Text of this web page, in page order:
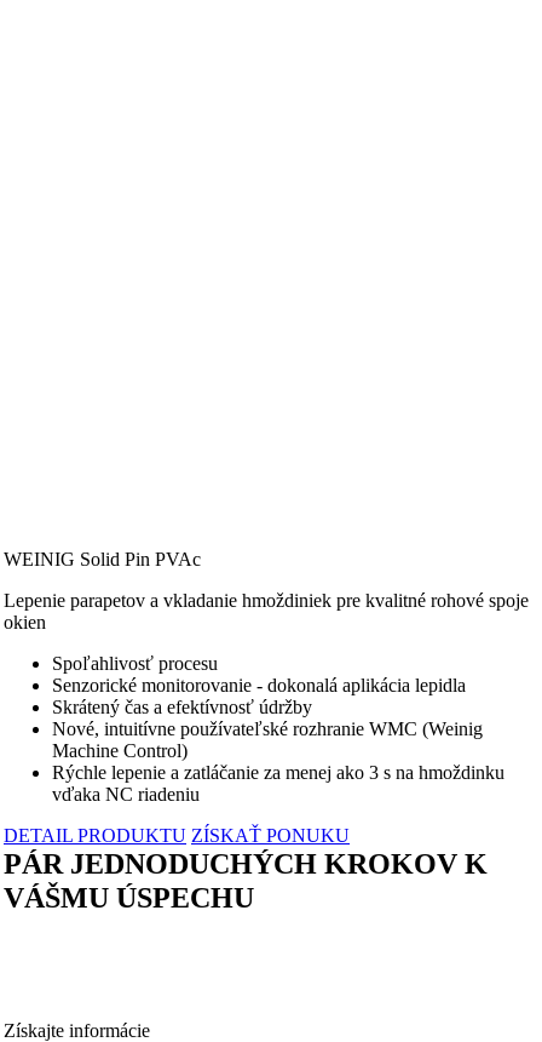
WEINIG Solid Pin PVAc
Lepenie parapetov a vkladanie hmoždiniek pre kvalitné rohové spoje
okien
Spoľahlivosť procesu
Senzorické monitorovanie - dokonalá aplikácia lepidla
Skrátený čas a efektívnosť údržby
Nové, intuitívne používateľské rozhranie WMC (Weinig
Machine Control)
Rýchle lepenie a zatláčanie za menej ako 3 s na hmoždinku
vďaka NC riadeniu
DETAIL PRODUKTU ZÍSKAŤ PONUKU
PÁR JEDNODUCHÝCH KROKOV K
VÁŠMU ÚSPECHU
Získajte informácie